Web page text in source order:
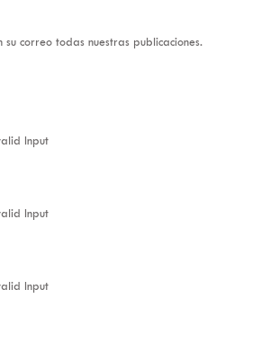
correo todas nuestras publicaciones.
Input
Input
Input